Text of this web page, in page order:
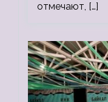
отмечают, […]